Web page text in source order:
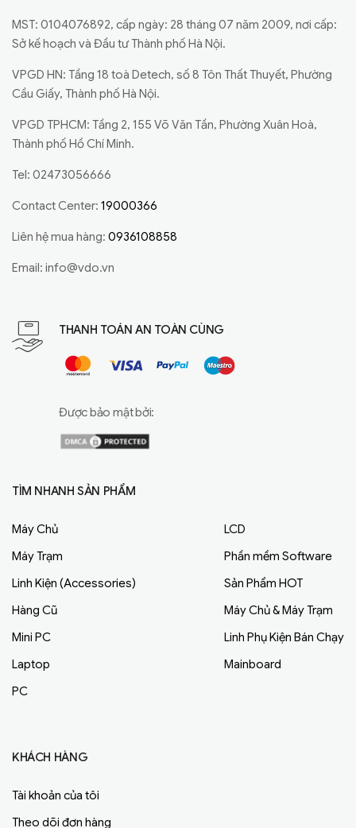
MST: 0104076892, cấp ngày: 28 tháng 07 năm 2009, nơi cấp:
Sở kế hoạch và Đầu tư Thành phố Hà Nội.
VPGD HN: Tầng 18 toà Detech, số 8 Tôn Thất Thuyết, Phường
Cầu Giấy, Thành phố Hà Nội.
VPGD TPHCM: Tầng 2, 155 Võ Văn Tần, Phường Xuân Hoà,
Thành phố Hồ Chí Minh.
Tel: 02473056666
Contact Center: 19000366
Liên hệ mua hàng: 0936108858
Email: info@vdo.vn
THANH TOÁN AN TOÀN CÙNG
Được bảo mật bởi:
TÌM NHANH SẢN PHẨM
Máy Chủ
Máy Trạm
Linh Kiện (Accessories)
Hàng Cũ
Mini PC
Laptop
PC
LCD
Phần mềm Software
Sản Phẩm HOT
Máy Chủ & Máy Trạm
Linh Phụ Kiện Bán Chạy
Mainboard
KHÁCH HÀNG
Tài khoản của tôi
Theo dõi đơn hàng